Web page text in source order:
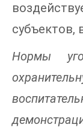
субъектов,
Нормы